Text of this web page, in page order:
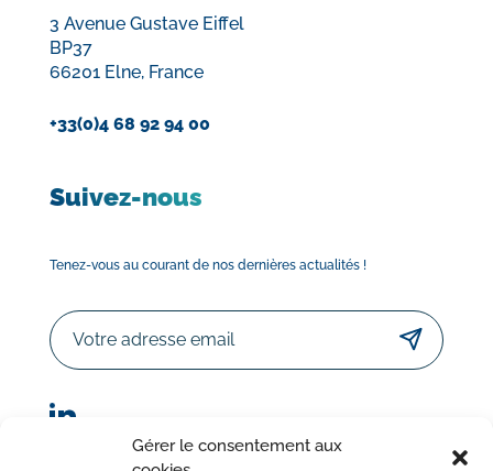
Gérer le consentement aux
3 Avenue Gustave Eiffel
BP37
66201 Elne, France
+33(0)4 68 92 94 00
Suivez-nous
Tenez-vous au courant de nos dernières actualités !
Email